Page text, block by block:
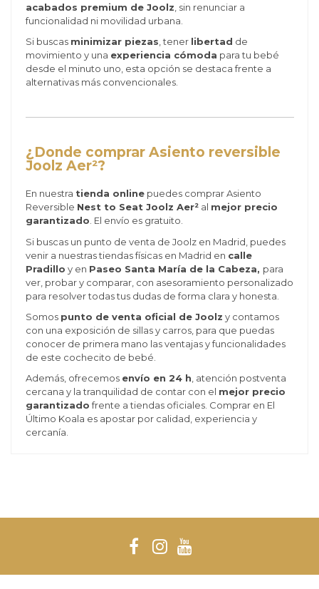
acabados premium de Joolz , sin renunciar a
funcionalidad ni movilidad urbana.
Si buscas minimizar piezas , tener libertad de
movimiento y una experiencia cómoda para tu bebé
desde el minuto uno, esta opción se destaca frente a
alternativas más convencionales.
¿Donde comprar Asiento reversible
Joolz Aer²?
En nuestra tienda onlinepuedes comprar Asiento
Reversible Nest to Seat Joolz Aer²al mejor precio
garantizado . El envío es gratuito.
Si buscas un punto de venta de Joolz en Madrid, puedes
venir a nuestras tiendas físicas en Madrid en calle
Pradillo y en Paseo Santa María de la Cabeza, para
ver, probar y comparar, con asesoramiento personalizado
para resolver todas tus dudas de forma clara y honesta.
Somos punto de venta oficial de Joolz y contamos
con una exposición de sillas y carros, para que puedas
conocer de primera mano las ventajas y funcionalidades
de este cochecito de bebé.
Además, ofrecemos envío en 24 h, atención postventa
cercana y la tranquilidad de contar con el mejor precio
garantizadofrente a tiendas oficiales. Comprar en El
Último Koala es apostar por calidad, experiencia y
cercanía.